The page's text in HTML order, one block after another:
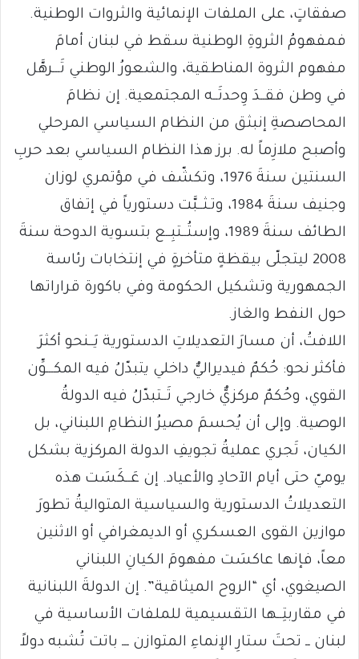
صفقاتٍ، على الملفات الإنمائية والثروات الوطنية.
فمفهومُ الثروةِ الوطنية سقط في لبنان أمامَ
مفهوم الثروة المناطقية، والشعورُ الوطني تَـــرهَّل
في وطن فقــدَ وِحدتَــه المجتمعية. إن نظامَ
المحاصصةِ إنبثق من النظام السياسي المرحلي
وأصبح ملازِماً له. برز هذا النظام السياسي بعد حربِ
السنتين سنةَ 1976، وتكشّف في مؤتمري لوزان
وجنيف سنةَ 1984، وتـثــبَّت دستورياً في إتفاق
الطائف سنةَ 1989، وإستُــتبِــع بتسوية الدوحة سنةَ
2008 ليتجلّى بيقظةٍ متأخرةٍ في إنتخابات رئاسة
الجمهورية وتشكيل الحكومة وفي باكورة قراراتها
حول النفط والغاز.
اللافتُ، أن مسارَ التعديلاتِ الدستورية يَــنحو أكثرَ
فأكثر نحو: حُكمٌ فيديراليٌّ داخلي يتبدّلُ فيه المكـــوِّن
القوي، وحُكمٌ مركزيٌّ خارجي تَــتبدّلُ فيه الدولةُ
الوصية. وإلى أن يُحسمَ مصيرُ النظامِ اللبناني، بل
الكيان، تَجري عمليةُ تجويفِ الدولة المركزية بشكل
يوميّ حتى أيام الآحادِ والأعياد. إن عَــكَسَت هذه
التعديلاتُ الدستورية والسياسية المتواليةُ تطورَ
موازين القوى العسكري أو الديمغرافي أو الاثنين
معاً، فإنها عاكسَت مفهومَ الكيانِ اللبناني
الصيغوي، أي “الروح الميثاقية”. إن الدولةَ اللبنانية
في مقاربتِــها التقسيمية للملفات الأساسية في
لبنان ــ تحتَ ستارِ الإنماءِ المتوازن ـــ باتت تُشبه دولاً